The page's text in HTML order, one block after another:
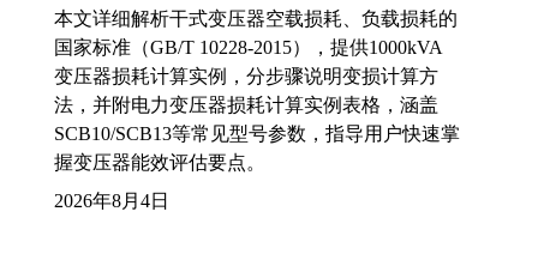
本文详细解析干式变压器空载损耗、负载损耗的
国家标准（GB/T 10228-2015），提供1000kVA
变压器损耗计算实例，分步骤说明变损计算方
法，并附电力变压器损耗计算实例表格，涵盖
SCB10/SCB13等常见型号参数，指导用户快速掌
握变压器能效评估要点。
2026年8月4日